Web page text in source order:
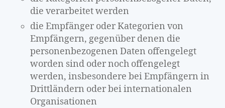
die verarbeitet werden
die Empfänger oder Kategorien von
Empfängern, gegenüber denen die
personenbezogenen Daten offengelegt
worden sind oder noch offengelegt
werden, insbesondere bei Empfängern in
Drittländern oder bei internationalen
Organisationen